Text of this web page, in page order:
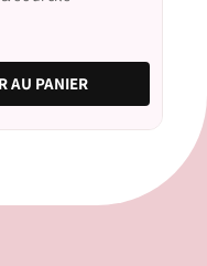
AU PANIER